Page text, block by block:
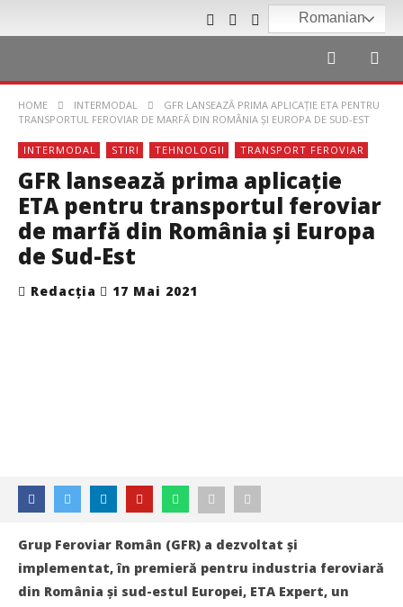
Romanian
HOME INTERMODAL
GFR LANSEAZĂ PRIMA APLICAȚIE ETA PENTRU
TRANSPORTUL FEROVIAR DE MARFĂ DIN ROMÂNIA ȘI EUROPA DE SUD-EST
INTERMODAL STIRI TEHNOLOGII TRANSPORT FEROVIAR
GFR lansează prima aplicație
ETA pentru transportul feroviar
de marfă din România și Europa
de Sud-Est
Redacția 17 Mai 2021
Grup Feroviar Român (GFR) a dezvoltat și
implementat, în premieră pentru industria feroviară
din România și sud-estul Europei, ETA Expert, un